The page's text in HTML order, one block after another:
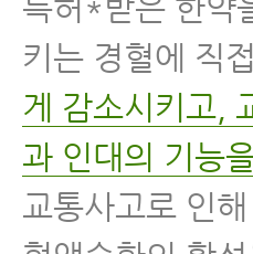
키는 경혈에 직
게 감소시키고,
과 인대의 기능
교통사고로 인